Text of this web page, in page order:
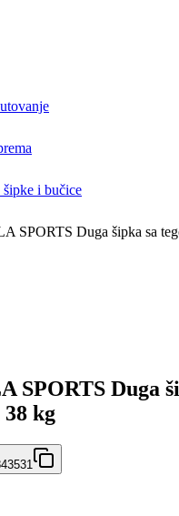
i bučice
SPORTS Duga šipka sa
SPORTS Duga
kg